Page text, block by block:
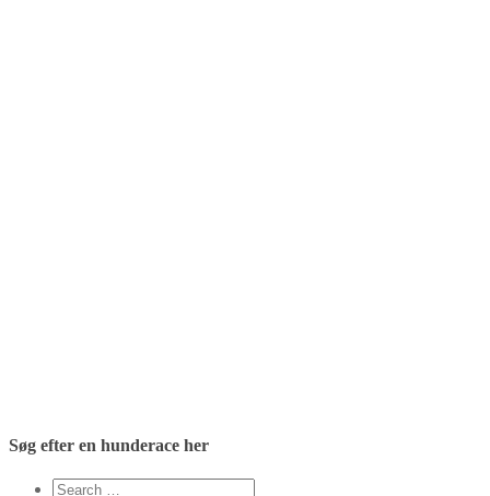
Søg efter en hunderace her